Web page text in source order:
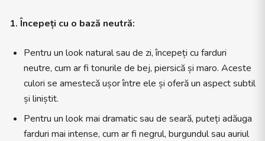
1. Începeți cu o bază neutră:
Pentru un look natural sau de zi, începeți cu farduri
neutre, cum ar fi tonurile de bej, piersică și maro. Aceste
culori se amestecă ușor între ele și oferă un aspect subtil
și liniștit.
Pentru un look mai dramatic sau de seară, puteți adăuga
farduri mai intense, cum ar fi negrul, burgundul sau auriul